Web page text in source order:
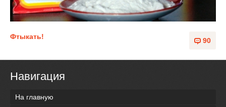
90
Фтыкать!
Навигация
На главную